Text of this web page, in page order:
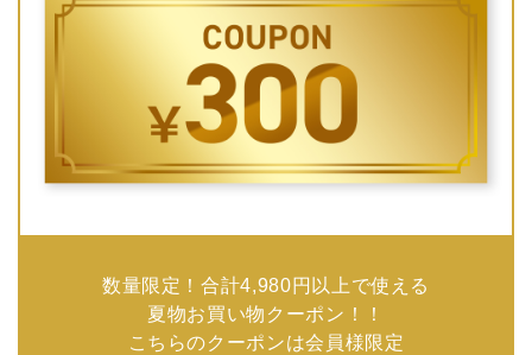
数量限定！合計4,980円以上で使える
夏物お買い物クーポン！！
こちらのクーポンは会員様限定